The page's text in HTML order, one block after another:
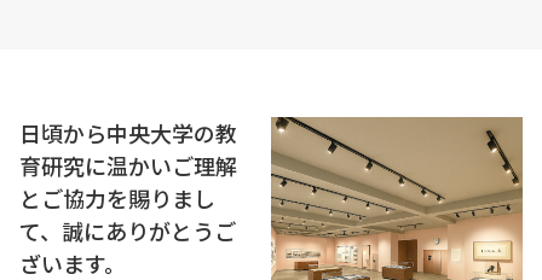
日頃から中央大学の教
育研究に温かいご理解
とご協力を賜りまし
て、誠にありがとうご
ざいます。